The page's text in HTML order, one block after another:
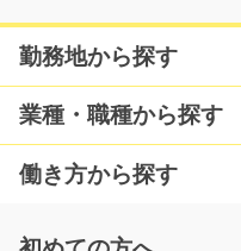
化学製品の製造のお仕
交替制で稼げます！カ
品の製造のお仕事をお…
長期（3ヶ月以上）
神奈川県平塚市
勤務地から探す
業種・職種から探す
働き方から探す